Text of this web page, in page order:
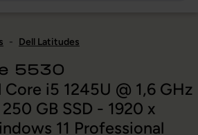
- Dell Latitudes
5530
i5 1245U @ 1,6 GHz
GB SSD - 1920 x
11 Professional